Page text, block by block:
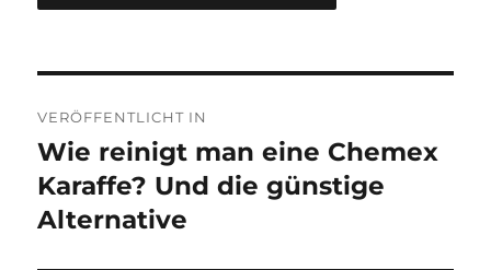
VERÖFFENTLICHT IN
Wie reinigt man eine Chemex
Karaffe? Und die günstige
Alternative